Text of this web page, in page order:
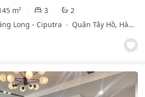
m² 3
2
Long - Ciputra
Quận Tây Hồ, Hà